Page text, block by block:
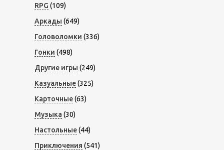
RPG (109)
Аркады (649)
Головоломки (336)
Гонки (498)
Другие игры (249)
Казуальные(325)
Карточные(63)
Музыка (30)
Настольные(44)
Приключения (541)